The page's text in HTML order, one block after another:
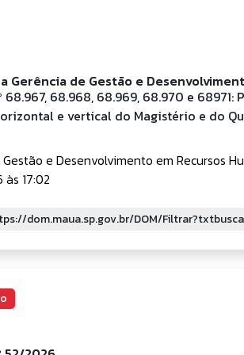
Gerência de Gestão e
68.967, 68.968, 68.969, 68.970 e 68971:
e vertical do Magistério e do
e Desenvolvimento em Recursos
17:02